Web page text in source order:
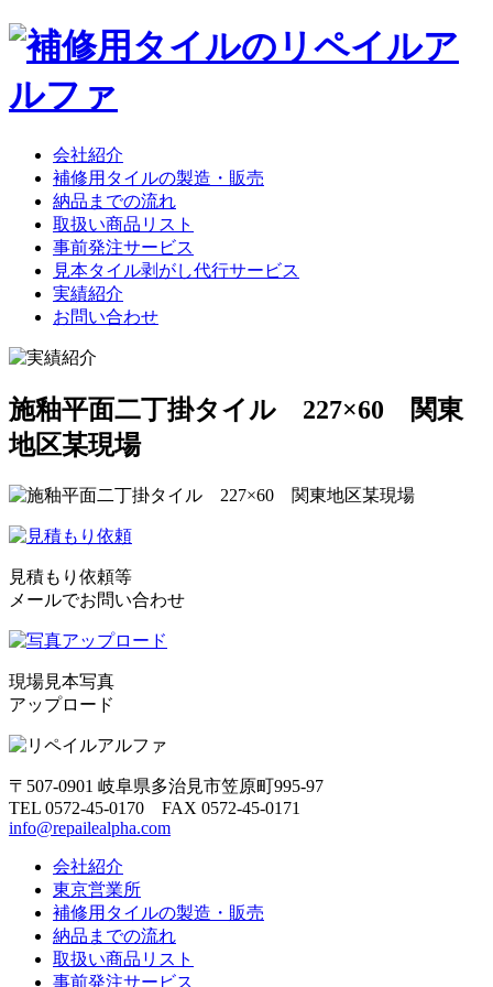
会社紹介
補修用タイルの製造・販売
納品までの流れ
取扱い商品リスト
事前発注サービス
見本タイル剥がし代行サービス
実績紹介
お問い合わせ
施釉平面二丁掛タイル 227×60 関東
地区某現場
見積もり依頼等
メールでお問い合わせ
現場見本写真
アップロード
〒507-0901 岐阜県多治見市笠原町995-97
TEL 0572-45-0170 FAX 0572-45-0171
info@repailealpha.com
会社紹介
東京営業所
補修用タイルの製造・販売
納品までの流れ
取扱い商品リスト
事前発注サービス